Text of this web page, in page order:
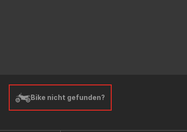
Bike nicht gefunden?